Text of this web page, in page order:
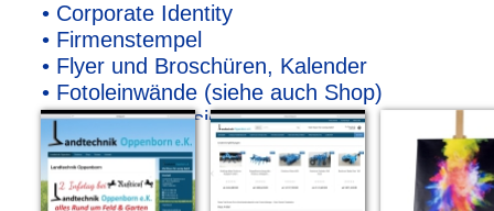
• Corporate Identity
• Firmenstempel
• Flyer und Broschüren, Kalender
• Fotoleinwände (siehe auch Shop)
• Grafik und Design
• Internetauftritt (Homepage,
"Damit auch Sie ab jetzt aus der ganzen
bekommen"